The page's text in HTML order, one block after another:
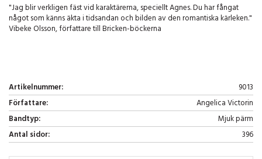
"Jag blir verkligen fäst vid karaktärerna, speciellt Agnes. Du har fångat
något som känns äkta i tidsandan och bilden av den romantiska kärleken."
Vibeke Olsson, författare till Bricken-böckerna
Artikelnummer:
9013
Författare:
Angelica Victorin
Bandtyp:
Mjuk pärm
Antal sidor:
396